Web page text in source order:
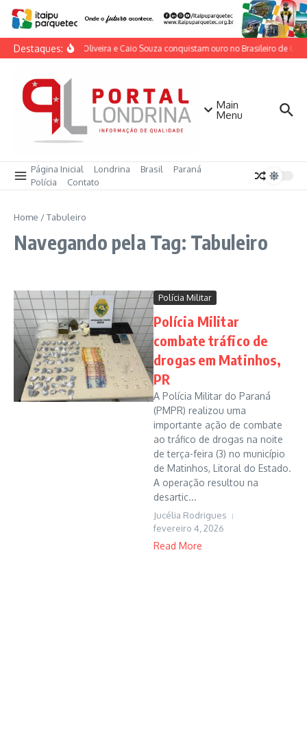
Ir para o conteúdo
Destaques:Lorrane Oliveira e Caio Souza conquistam ouro no Brasileiro de
Main
Menu
Página Inicial Londrina Brasil
Paraná
Polícia
Contato
Home /Tabuleiro
Navegando pela Tag: Tabuleiro
Polícia Militar
Polícia Militar
combate tráfico de
drogas em Matinhos,
PR
A Polícia Militar do Paraná
(PMPR) realizou uma
importante ação de combate
ao tráfico de drogas na noite
de terça-feira (3) no município
de Matinhos, Litoral do Estado.
A operação resultou na
desartic...
Jucélia Rodrigues
fevereiro 4, 2026
Read More